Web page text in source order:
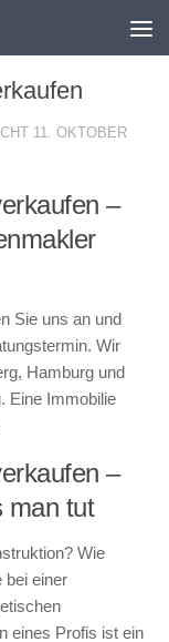
11. OKTOBER
–
Sie uns an und
Wir
Hamburg und
Eine Immobilie
–
man tut
Wie
bei einer
eines Profis ist ein